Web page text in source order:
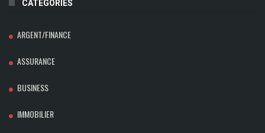
CATÉGORIES
ARGENT/FINANCE
ASSURANCE
BUSINESS
IMMOBILIER